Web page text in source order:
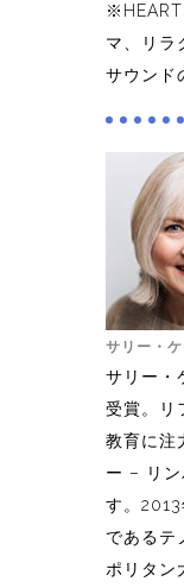
マ、リラ
サウンド
サリー・ケ
サリー・
受賞。リ
教育に注
ー – リ
す。
であるテ
ポリタン